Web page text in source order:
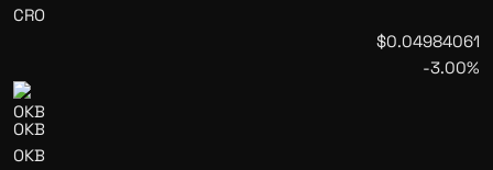
CRO
$0.04984061
-3.00%
OKB
OKB